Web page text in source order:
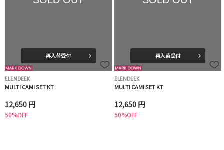
再入荷受付
ELENDEEK
MULTI CAMI SET KT
12,650 円
50%OFF
再入荷受付
ELENDEEK
MULTI CAMI SET KT
12,650 円
50%OFF